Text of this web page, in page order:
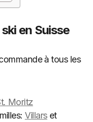
en Suisse
à tous les
Moritz
Villarset